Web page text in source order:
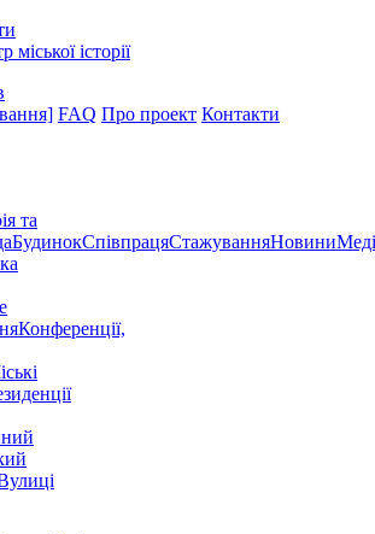
міської історії
FAQ Про проект Контакти
та
БудинокСпівпрацяСтажуванняНовини
Конференції,